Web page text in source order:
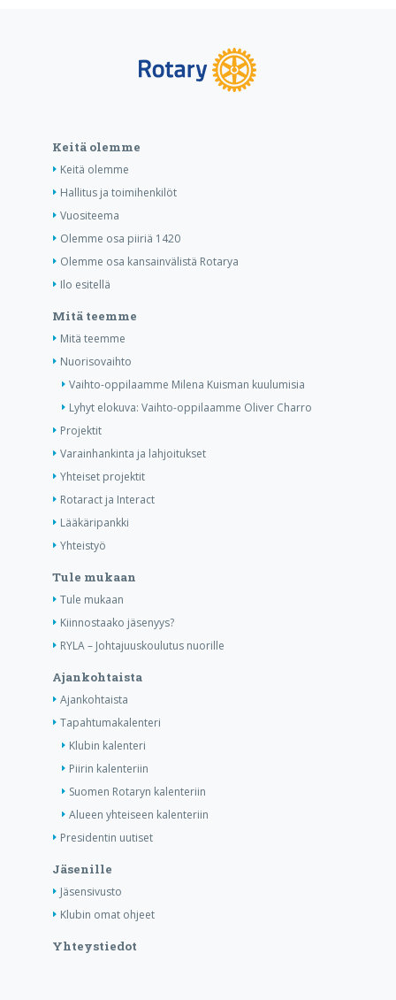
Keitä olemme
Keitä olemme
Hallitus ja toimihenkilöt
Vuositeema
Olemme osa piiriä 1420
Olemme osa kansainvälistä Rotarya
Ilo esitellä
Mitä teemme
Mitä teemme
Nuorisovaihto
Vaihto-oppilaamme Milena Kuisman kuulumisia
Lyhyt elokuva: Vaihto-oppilaamme Oliver Charro
Projektit
Varainhankinta ja lahjoitukset
Yhteiset projektit
Rotaract ja Interact
Lääkäripankki
Yhteistyö
Tule mukaan
Tule mukaan
Kiinnostaako jäsenyys?
RYLA – Johtajuuskoulutus nuorille
Ajankohtaista
Ajankohtaista
Tapahtumakalenteri
Klubin kalenteri
Piirin kalenteriin
Suomen Rotaryn kalenteriin
Alueen yhteiseen kalenteriin
Presidentin uutiset
Jäsenille
Jäsensivusto
Klubin omat ohjeet
Yhteystiedot